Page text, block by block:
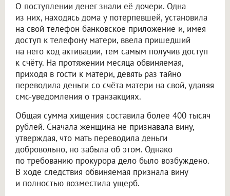
О поступлении денег знали её дочери. Одна
из них, находясь дома у потерпевшей, установила
на свой телефон банковское приложение и, имея
доступ к телефону матери, ввела пришедший
на него код активации, тем самым получив доступ
к счёту. На протяжении месяца обвиняемая,
приходя в гости к матери, девять раз тайно
переводила деньги со счёта матери на свой, удаляя
смс-уведомления о транзакциях.
Общая сумма хищения составила более 400 тысяч
рублей. Сначала женщина не признавала вину,
утверждая, что мать переводила деньги
добровольно, но забыла об этом. Однако
по требованию прокурора дело было возбуждено.
В ходе следствия обвиняемая признала вину
и полностью возместила ущерб.